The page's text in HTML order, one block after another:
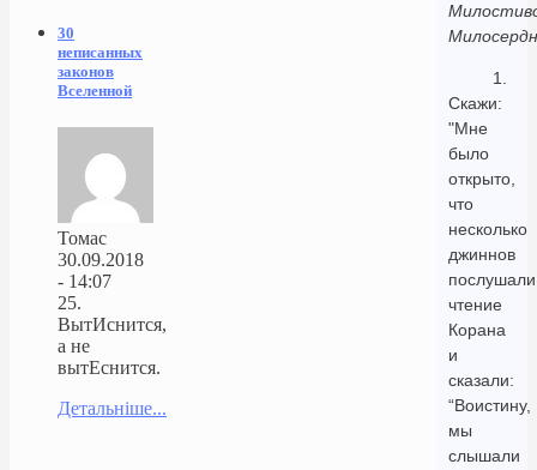
1.
Скажи:
"Мне
было
открыто,
что
несколько
джиннов
послушали
чтение
Корана
и
сказали:
“Воистину,
мы
слышали
30
неписанных
законов
Вселенной
Томас
30.09.2018
- 14:07
25.
ВытИснится,
а не
вытЕснится.
Детальніше...